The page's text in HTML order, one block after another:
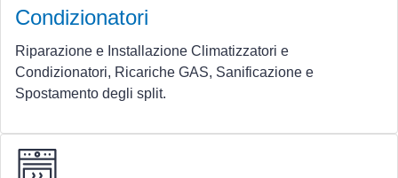
Condizionatori
Riparazione e Installazione Climatizzatori e
Condizionatori, Ricariche GAS, Sanificazione e
Spostamento degli split.